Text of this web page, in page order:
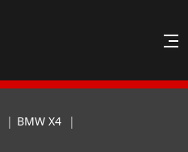
| BMW X4
|